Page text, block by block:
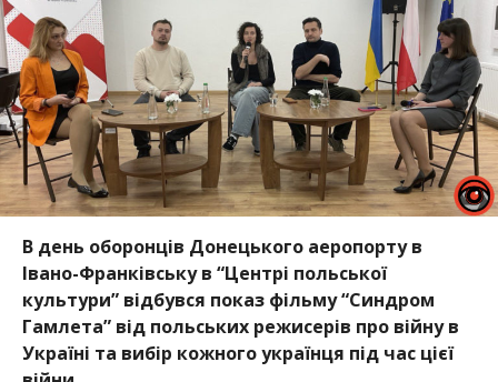
В день оборонців Донецького аеропорту в
Івано-Франківську в “Центрі польської
культури” відбувся показ фільму “Синдром
Гамлета” від польських режисерів про війну в
Україні та вибір кожного українця під час цієї